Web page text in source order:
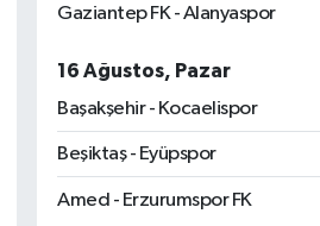
Gaziantep FK - Alanyaspor
16 Ağustos, Pazar
Başakşehir - Kocaelispor
Beşiktaş - Eyüpspor
Amed - Erzurumspor FK